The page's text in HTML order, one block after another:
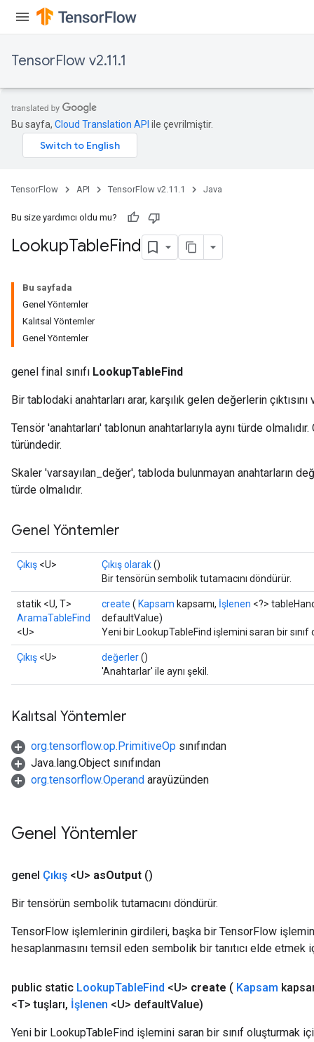
TensorFlow v2.11.1
Bu sayfa, Cloud Translation API ile çevrilmiştir.
TensorFlow API TensorFlow v2.11.1 Java
Bu size yardımcı oldu mu?
LookupTableFind
Bu sayfada
Genel Yöntemler
Kalıtsal Yöntemler
Genel Yöntemler
genel final sınıfı LookupTableFind
Bir tablodaki anahtarları arar, karşılık gelen değerlerin çıktısını
Tensör 'anahtarları' tablonun anahtarlarıyla aynı türde
türündedir.
Skaler 'varsayılan_değer', tabloda bulunmayan anahtarların
türde olmalıdır.
Genel Yöntemler
Çıkış <U> Çıkış olarak()
Bir tensörün sembolik tutamacını döndürür.
statik <U, T>
AramaTableFind
<U>
create ( Kapsam kapsamı, İşlenen <?>
defaultValue)
Yeni bir LookupTableFind işlemini saran bir
Çıkış <U> değerler()
'Anahtarlar' ile aynı şekil.
Kalıtsal Yöntemler
org.tensorflow.op.PrimitiveOp sınıfından
Java.lang.Object sınıfından
org.tensorflow.Operand arayüzünden
Genel Yöntemler
genel Çıkış <U> asOutput ()
Bir tensörün sembolik tutamacını döndürür.
TensorFlow işlemlerinin girdileri, başka bir TensorFlow
hesaplanmasını temsil eden sembolik bir tanıtıcı elde etmek
public static LookupTableFind <U> create ( Kapsam
<T> tuşları, İşlenen <U> defaultValue)
Yeni bir LookupTableFind işlemini saran bir sınıf oluşturmak